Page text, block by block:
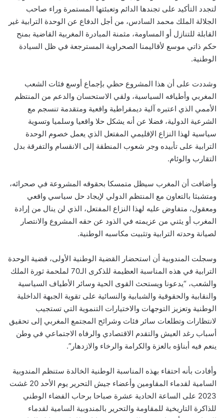
لتجدد التأكيد على تجندها الدائم وتعبئتها المستمرة وراء صاحب
الجلالة الملك محمد السادس، من أجل الدفاع عن الوحدة الترابية غير
القابلة للتنازل أو المساومة، مثمنة المبادرة المغربية القاضية بمنح
حكم ذاتي موسع لأقاليمنا الصحراوية المسترجعة في ظل السيادة
الوطنية.
وشددت على أن هذا المشروع حظي بإجماع أوسع فئات الشعب
المغربي وأطيافه السياسية، ولقي الاستحسان والدعم من المنتظم
الأممي الذي اعتبره آلية ديمقراطية واقعية ومتقدمة تنسجم مع
الشرعية الدولية، فضلا عن أنه يشكل حلا واقعيا وسلميا وتسوية
سياسية لهذا النزاع الإقليمي المفتعل الذي يعمل خصوم الوحدة
الترابية على تأبيده وجر شعوب المنطقة إلى الانقسام والتفرقة بدل
التقارب والوئام.
وأضافت أن المغرب سيظل متمسكا بحقوقه المشروعة في صحرائه،
ومتشبثا بالتعاون مع المنتظم الدولي لإيجاد حل سياسي واقعي
ومعقول، متفاوض عليه لهذا النزاع المفتعل، الذي لن ينال من إرادة
المغرب أو يثني من عزيمته في الذود عن حقه المشروع والانتصار
لصيانة وحدته الترابية وتثبيت مكاسبه الوطنية.
وسجلت المندوبية أن استحضار القضية الوطنية الأولى، قضية الوحدة
الترابية في هذه المناسبة العظيمة للذكرى الـ70 لملحمة ثورة الملك
والشعب، “يدعونا ويستحث القوى الحية وسائر الأطياف السياسية
والنقابية والحقوقية والشبابية والنسائية على تقوية الجبهة الداخلية
الوطنية وتعزيز التوجهات والاختيارات التنموية التي تستجيب
لانتظارات وتطلعات سائر فئات وشرائح المجتمع المغربي إلى تحقيق
أسباب رغد العيش والتقدم الاقتصادي والرفاه الاجتماعي في وطن
ينعم فيه أبناؤه بالعزة والكرامة والرخاء والازدهار”.
وأفادت بأنه احتفاء بهذه المناسبة الوطنية الخالدة ستنظم المندوبية
السامية لقدماء المقاومين وأعضاء جيش التحرير يوم الأحد 20 غشت
2023 على الساعة الحادية عشرة صباحا برحاب الفضاء الوطني
للذاكرة التاريخية للمقاومة والتحرير بالمندوبية السامية لقدماء